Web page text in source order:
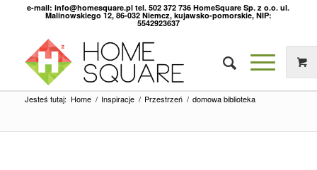
e-mail: info@homesquare.pl tel. 502 372 736 HomeSquare Sp. z o.o. ul.
Malinowskiego 12, 86-032 Niemcz, kujawsko-pomorskie, NIP:
5542923637
Jesteś tutaj: Home / Inspiracje / Przestrzeń / domowa biblioteka